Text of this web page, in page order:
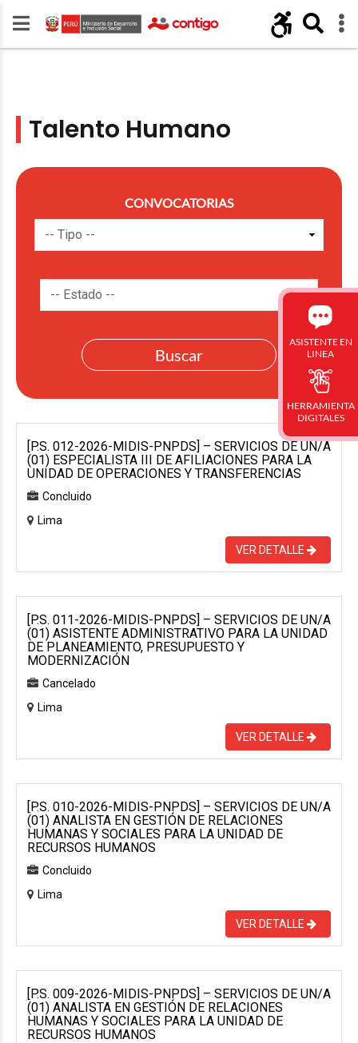
Talento Humano
CONVOCATORIAS
[P.S. 012-2026-MIDIS-PNPDS] – SERVICIOS DE UN/A
(01) ESPECIALISTA III DE AFILIACIONES PARA LA
UNIDAD DE OPERACIONES Y TRANSFERENCIAS
Concluido
Lima
VER DETALLE
[P.S. 011-2026-MIDIS-PNPDS] – SERVICIOS DE UN/A
(01) ASISTENTE ADMINISTRATIVO PARA LA UNIDAD
DE PLANEAMIENTO, PRESUPUESTO Y
MODERNIZACIÓN
Cancelado
Lima
VER DETALLE
[P.S. 010-2026-MIDIS-PNPDS] – SERVICIOS DE UN/A
(01) ANALISTA EN GESTIÓN DE RELACIONES
HUMANAS Y SOCIALES PARA LA UNIDAD DE
RECURSOS HUMANOS
Concluido
Lima
VER DETALLE
[P.S. 009-2026-MIDIS-PNPDS] – SERVICIOS DE UN/A
(01) ANALISTA EN GESTIÓN DE RELACIONES
HUMANAS Y SOCIALES PARA LA UNIDAD DE
RECURSOS HUMANOS
ASISTENTE EN
LINEA
HERRAMIENTA
DIGITALES